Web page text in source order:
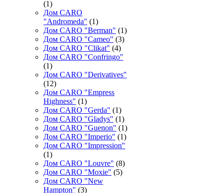
(1)
Дом CARO
"Andromeda" (1)
Дом CARO "Berman" (1)
Дом CARO "Cameo" (3)
Дом CARO "Clikat" (4)
Дом CARO "Confringo"
(1)
Дом CARO "Derivatives"
(12)
Дом CARO "Empress
Highness" (1)
Дом CARO "Gerda" (1)
Дом CARO "Gladys" (1)
Дом CARO "Guenon" (1)
Дом CARO "Imperio" (1)
Дом CARO "Impression"
(1)
Дом CARO "Louvre" (8)
Дом CARO "Moxie" (5)
Дом CARO "New
Hampton" (3)